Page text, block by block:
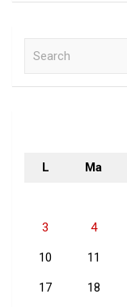
L Ma
3 4
10 11
17 18